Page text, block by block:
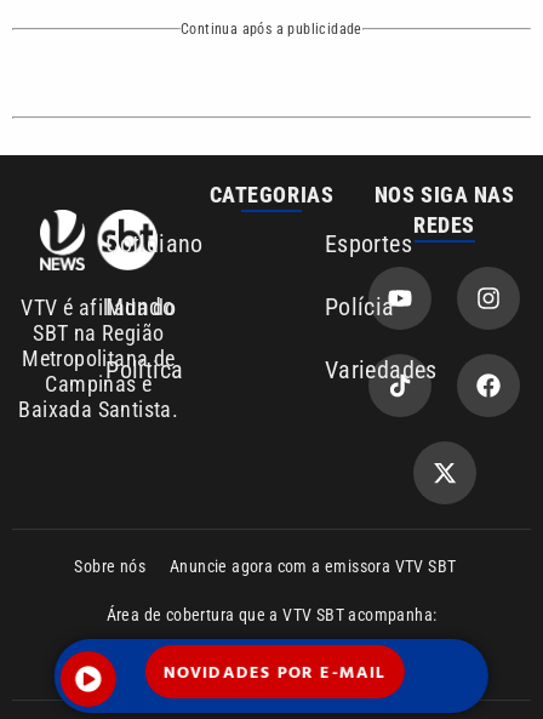
NOVIDADES POR E-MAIL
Anuncie agora com a emissora VTV SBT
Área de cobertura que a VTV SBT acompanha:
Entre em contato com a VTV News
Copyright © 2026. Todos os direitos
reservados | Empresa de Comunicação PRM
Política de privacidade